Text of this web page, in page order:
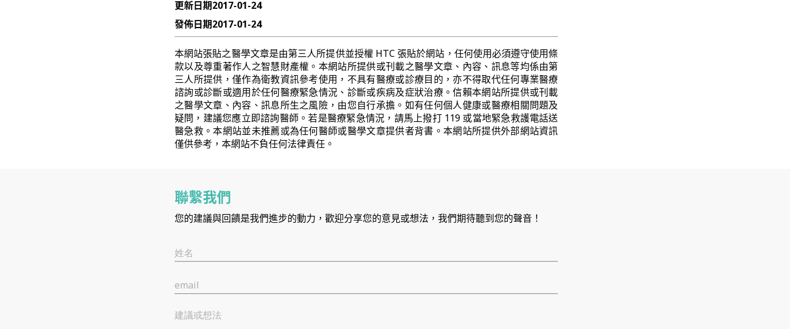
更新日期2017-01-24
發佈日期2017-01-24
本網站張貼之醫學文章是由第三人所提供並授權 HTC 張貼於網站，任何使用必須遵守使用條
款以及尊重著作人之智慧財產權。本網站所提供或刊載之醫學文章、內容、訊息等均係由第
三人所提供，僅作為衛教資訊參考使用，不具有醫療或診療目的，亦不得取代任何專業醫療
諮詢或診斷或適用於任何醫療緊急情況、診斷或疾病及症狀治療。信賴本網站所提供或刊載
之醫學文章、內容、訊息所生之風險，由您自行承擔。如有任何個人健康或醫療相關問題及
疑問，建議您應立即諮詢醫師。若是醫療緊急情況，請馬上撥打 119 或當地緊急救護電話送
醫急救。本網站並未推薦或為任何醫師或醫學文章提供者背書。本網站所提供外部網站資訊
僅供參考，本網站不負任何法律責任。
聯繫我們
您的建議與回饋是我們進步的動力，歡迎分享您的意見或想法，我們期待聽到您的聲音！
姓名
email
建議或想法